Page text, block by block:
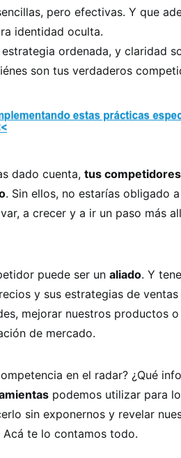
pero efectivas. Y que
identidad oculta.
ordenada, y claridad
son tus verdaderos
dado cuenta, tus
. Sin ellos, no estarías obligado
a crecer y a ir un paso más
puede ser un aliado. Y
y sus estrategias de
mejorar nuestros productos
de mercado.
en el radar? ¿Qué
podemos utilizar para
sin exponernos y revelar
te lo contamos todo.